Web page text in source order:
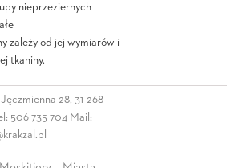
nieprzeziernych
zależy od jej wymiarów i
tkaniny.
28, 31-268
506 735 704 Mail: